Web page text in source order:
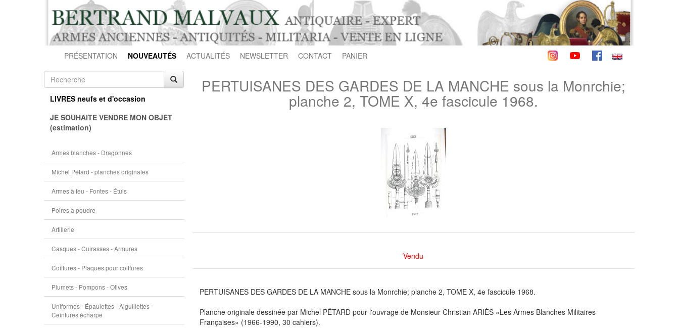
PRÉSENTATION NOUVEAUTÉS ACTUALITÉS NEWSLETTER CONTACT PANIER
LIVRES neufs et d'occasion
JE SOUHAITE VENDRE MON OBJET
(estimation)
Armes blanches - Dragonnes
Michel Pétard - planches originales
Armes à feu - Fontes - Étuis
Poires à poudre
Artillerie
Casques - Cuirasses - Armures
Coiffures - Plaques pour coiffures
Plumets - Pompons - Olives
Uniformes - Épaulettes - Aiguillettes -
Ceintures écharpe
PERTUISANES DES GARDES DE LA MANCHE sous la Monrchie;
planche 2, TOME X, 4e fascicule 1968.
Vendu
PERTUISANES DES GARDES DE LA MANCHE sous la Monrchie; planche 2, TOME X, 4e fascicule 1968.
Planche originale dessinée par Michel PÉTARD pour l'ouvrage de Monsieur Christian ARIÈS «Les Armes Blanches Militaires
Françaises» (1966-1990, 30 cahiers).